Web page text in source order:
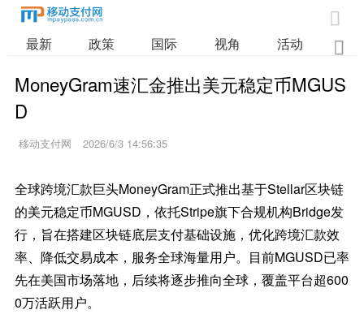

最新 政策 国际 视角 活动 业

MoneyGram速汇金推出美元稳定币MGUS
D
移动支付网 2026/6/3 14:56:35
全球跨境汇款巨头MoneyGram正式推出基于Stellar区块链
的美元稳定币MGUSD，依托Stripe旗下合规机构Bridge发
行，旨在搭建区块链底层支付基础设施，优化跨境汇款效
率、降低交易成本，服务全球海量用户。目前MGUSD已率
先在美国市场落地，后续将逐步推向全球，覆盖平台超600
0万活跃用户。